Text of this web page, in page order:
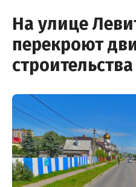
На улице
перекроют